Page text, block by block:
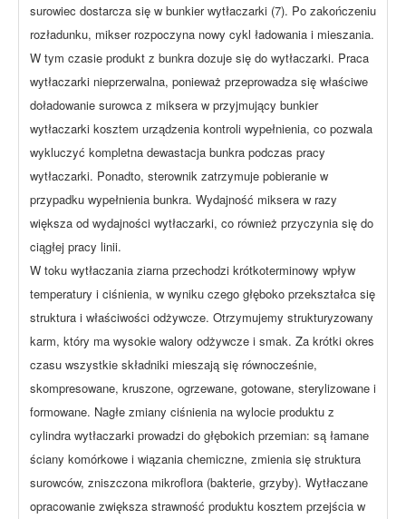
surowiec dostarcza się w bunkier wytłaczarki (7). Po zakończeniu
rozładunku, mikser rozpoczyna nowy cykl ładowania i mieszania.
W tym czasie produkt z bunkra dozuje się do wytłaczarki. Praca
wytłaczarki nieprzerwalna, ponieważ przeprowadza się właściwe
doładowanie surowca z miksera w przyjmujący bunkier
wytłaczarki kosztem urządzenia kontroli wypełnienia, co pozwala
wykluczyć kompletna dewastacja bunkra podczas pracy
wytłaczarki. Ponadto, sterownik zatrzymuje pobieranie w
przypadku wypełnienia bunkra. Wydajność miksera w razy
większa od wydajności wytłaczarki, co również przyczynia się do
ciągłej pracy linii.
W toku wytłaczania ziarna przechodzi krótkoterminowy wpływ
temperatury i ciśnienia, w wyniku czego głęboko przekształca się
struktura i właściwości odżywcze. Otrzymujemy strukturyzowany
karm, który ma wysokie walory odżywcze i smak. Za krótki okres
czasu wszystkie składniki mieszają się równocześnie,
skompresowane, kruszone, ogrzewane, gotowane, sterylizowane i
formowane. Nagłe zmiany ciśnienia na wylocie produktu z
cylindra wytłaczarki prowadzi do głębokich przemian: są łamane
ściany komórkowe i wiązania chemiczne, zmienia się struktura
surowców, zniszczona mikroflora (bakterie, grzyby). Wytłaczane
opracowanie zwiększa strawność produktu kosztem przejścia w